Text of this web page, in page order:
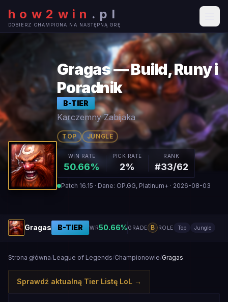
how2win . pl
DOBIERZ CHAMPIONA NA NASTĘPNĄ GRĘ
Gragas — Build, Runy i
Poradnik
B-TIER
Karczemny Zabijaka
TOP JUNGLE
WIN RATE
50.66%
PICK RATE
2%
RANK
#33/62
Patch 16.15 · Dane: OP.GG, Platinum+ · 2026-08-03
Gragas B-TIER WR50.66% GRADE B ROLE Top Jungle
Strona główna/League of Legends/Championowie/Gragas
Sprawdź aktualną Tier Listę LoL →